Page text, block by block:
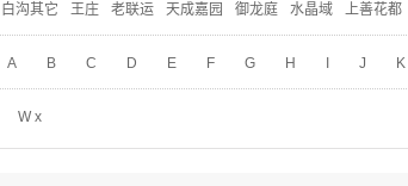
白沟其它 王庄 老联运 天成嘉园 御龙庭 水晶域 上善花都
A B C D E F G H J K
W x